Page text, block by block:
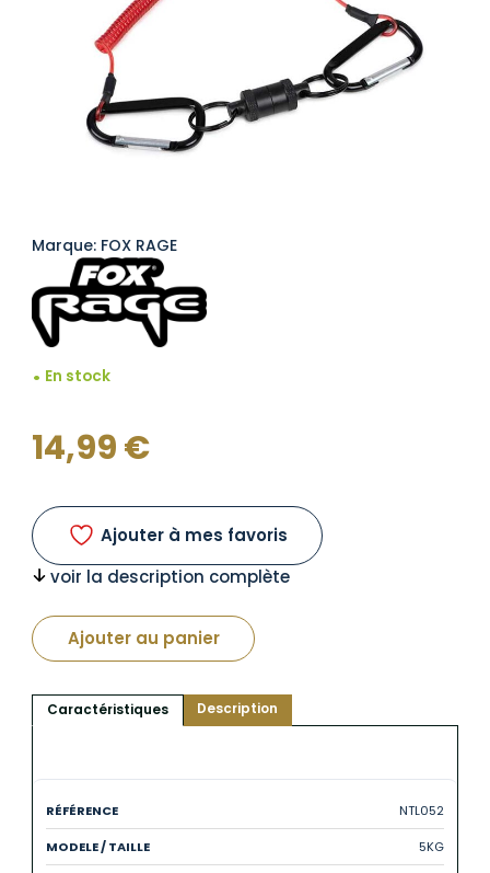
Marque: FOX RAGE
En stock
14,99€
Ajouter à mes favoris
voir la description complète
Ajouter au panier
Caractéristiques Description
NTL052
5KG